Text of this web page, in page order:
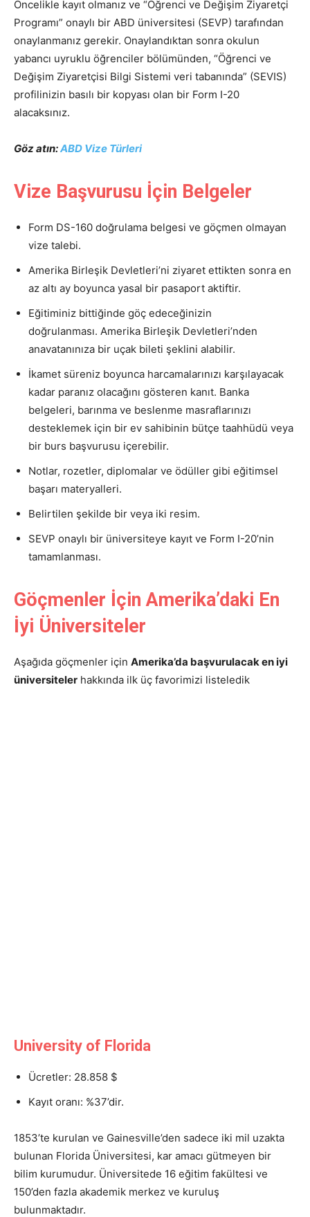
Öncelikle kayıt olmanız ve “Öğrenci ve Değişim Ziyaretçi
Programı” onaylı bir ABD üniversitesi (SEVP) tarafından
onaylanmanız gerekir. Onaylandıktan sonra okulun
yabancı uyruklu öğrenciler bölümünden, “Öğrenci ve
Değişim Ziyaretçisi Bilgi Sistemi veri tabanında” (SEVIS)
profilinizin basılı bir kopyası olan bir Form I-20
alacaksınız.
Göz atın:ABD Vize Türleri
Vize Başvurusu İçin Belgeler
Form DS-160 doğrulama belgesi ve göçmen olmayan
vize talebi.
Amerika Birleşik Devletleri’ni ziyaret ettikten sonra en
az altı ay boyunca yasal bir pasaport aktiftir.
Eğitiminiz bittiğinde göç edeceğinizin
doğrulanması. Amerika Birleşik Devletleri’nden
anavatanınıza bir uçak bileti şeklini alabilir.
İkamet süreniz boyunca harcamalarınızı karşılayacak
kadar paranız olacağını gösteren kanıt. Banka
belgeleri, barınma ve beslenme masraflarınızı
desteklemek için bir ev sahibinin bütçe taahhüdü veya
bir burs başvurusu içerebilir.
Notlar, rozetler, diplomalar ve ödüller gibi eğitimsel
başarı materyalleri.
Belirtilen şekilde bir veya iki resim.
SEVP onaylı bir üniversiteye kayıt ve Form I-20’nin
tamamlanması.
Göçmenler İçin Amerika’daki En
İyi Üniversiteler
Aşağıda göçmenler için Amerika’da başvurulacak en iyi
üniversiteler hakkında ilk üç favorimizi listeledik
University of Florida
Ücretler: 28.858 $
Kayıt oranı: %37’dir.
1853’te kurulan ve Gainesville’den sadece iki mil uzakta
bulunan Florida Üniversitesi, kar amacı gütmeyen bir
bilim kurumudur. Üniversitede 16 eğitim fakültesi ve
150’den fazla akademik merkez ve kuruluş
bulunmaktadır.